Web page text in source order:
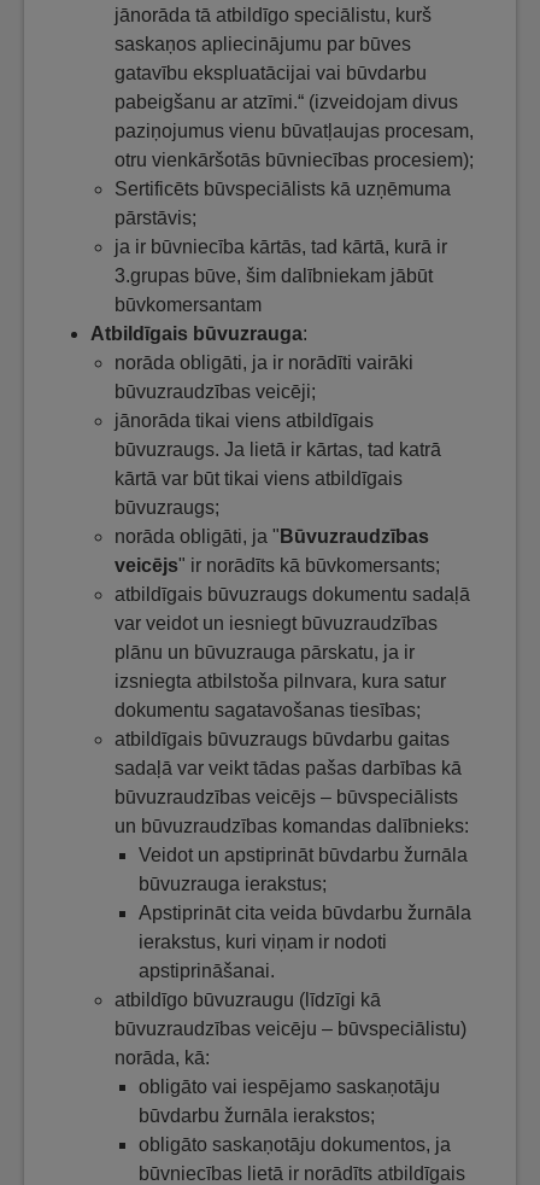
jānorāda tā atbildīgo speciālistu, kurš
saskaņos apliecinājumu par būves
gatavību ekspluatācijai vai būvdarbu
pabeigšanu ar atzīmi.“ (izveidojam divus
paziņojumus vienu būvatļaujas procesam,
otru vienkāršotās būvniecības procesiem);
Sertificēts būvspeciālists kā uzņēmuma
pārstāvis;
ja ir būvniecība kārtās, tad kārtā, kurā ir
3.grupas būve, šim dalībniekam jābūt
būvkomersantam
Atbildīgais būvuzrauga:
norāda obligāti, ja ir norādīti vairāki
būvuzraudzības veicēji;
jānorāda tikai viens atbildīgais
būvuzraugs. Ja lietā ir kārtas, tad katrā
kārtā var būt tikai viens atbildīgais
būvuzraugs;
norāda obligāti, ja " Būvuzraudzības
veicējs" ir norādīts kā būvkomersants;
atbildīgais būvuzraugs dokumentu sadaļā
var veidot un iesniegt būvuzraudzības
plānu un būvuzrauga pārskatu, ja ir
izsniegta atbilstoša pilnvara, kura satur
dokumentu sagatavošanas tiesības;
atbildīgais būvuzraugs būvdarbu gaitas
sadaļā var veikt tādas pašas darbības kā
būvuzraudzības veicējs – būvspeciālists
un būvuzraudzības komandas dalībnieks:
Veidot un apstiprināt būvdarbu žurnāla
būvuzrauga ierakstus;
Apstiprināt cita veida būvdarbu žurnāla
ierakstus, kuri viņam ir nodoti
apstiprināšanai.
atbildīgo būvuzraugu (līdzīgi kā
būvuzraudzības veicēju – būvspeciālistu)
norāda, kā:
obligāto vai iespējamo saskaņotāju
būvdarbu žurnāla ierakstos;
obligāto saskaņotāju dokumentos, ja
būvniecības lietā ir norādīts atbildīgais